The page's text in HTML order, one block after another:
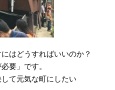
はどうすればいいのか？
要」です。
て元気な町にしたい